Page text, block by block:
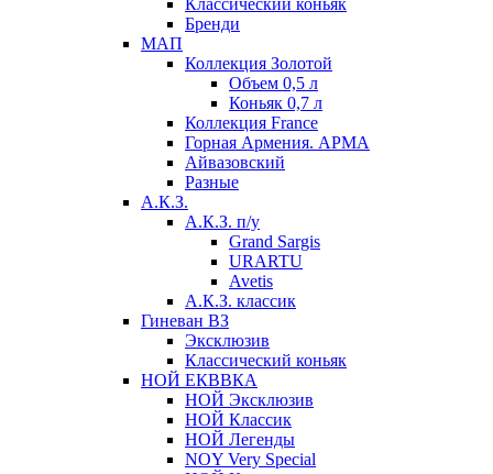
Классический коньяк
Бренди
МАП
Коллекция Золотой
Объем 0,5 л
Коньяк 0,7 л
Коллекция France
Горная Армения. АРМА
Айвазовский
Разные
А.К.З.
А.К.З. п/у
Grand Sargis
URARTU
Avetis
А.К.З. классик
Гиневан ВЗ
Эксклюзив
Классический коньяк
НОЙ ЕКВВКА
НОЙ Эксклюзив
НОЙ Классик
НОЙ Легенды
NOY Very Speсial